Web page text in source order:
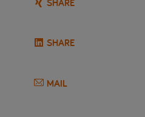
SHARE
SHARE
MAIL